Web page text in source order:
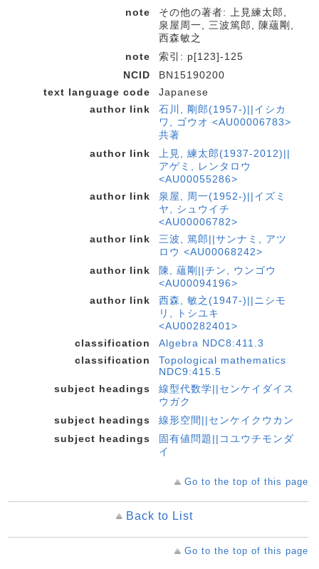
note
その他の著者: 上見練太郎,
泉屋周一, 三波篤郎, 陳蘊剛,
西森敏之
note
索引: p[123]-125
NCID
BN15190200
text language code
Japanese
author link
石川, 剛郎(1957-)||イシカ
ワ, ゴウオ <AU00006783>
共著
author link
上見, 練太郎(1937-2012)||
アゲミ, レンタロウ
<AU00055286>
author link
泉屋, 周一(1952-)||イズミ
ヤ, シュウイチ
<AU00006782>
author link
三波, 篤郎||サンナミ, アツ
ロウ <AU00068242>
author link
陳, 蘊剛||チン, ウンゴウ
<AU00094196>
author link
西森, 敏之(1947-)||ニシモ
リ, トシユキ
<AU00282401>
classification
Algebra NDC8:411.3
classification
Topological mathematics
NDC9:415.5
subject headings
線型代数学||センケイダイス
ウガク
subject headings
線形空間||センケイクウカン
subject headings
固有値問題||コユウチモンダ
イ
Go to the top of this page
Back to List
Go to the top of this page